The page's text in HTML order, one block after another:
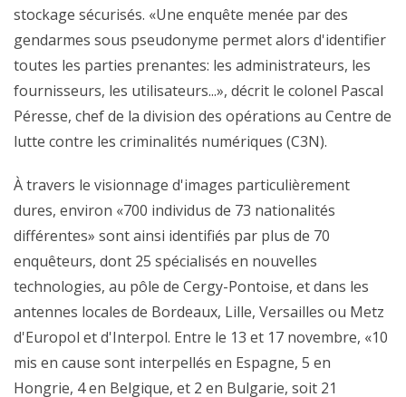
stockage sécurisés. «Une enquête menée par des
gendarmes sous pseudonyme permet alors d'identifier
toutes les parties prenantes: les administrateurs, les
fournisseurs, les utilisateurs...», décrit le colonel Pascal
Péresse, chef de la division des opérations au Centre de
lutte contre les criminalités numériques (C3N).
À travers le visionnage d'images particulièrement
dures, environ «700 individus de 73 nationalités
différentes» sont ainsi identifiés par plus de 70
enquêteurs, dont 25 spécialisés en nouvelles
technologies, au pôle de Cergy-Pontoise, et dans les
antennes locales de Bordeaux, Lille, Versailles ou Metz
d'Europol et d'Interpol. Entre le 13 et 17 novembre, «10
mis en cause sont interpellés en Espagne, 5 en
Hongrie, 4 en Belgique, et 2 en Bulgarie, soit 21